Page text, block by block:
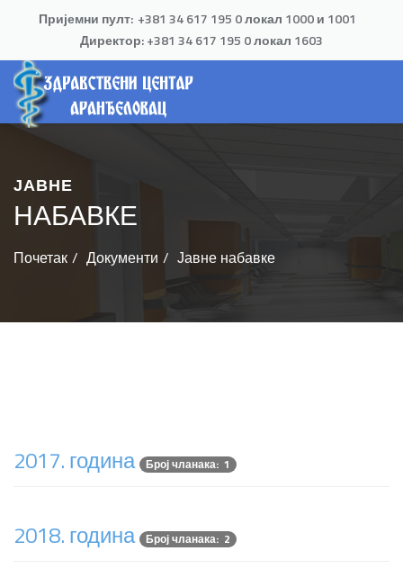
Пријемни пулт: +381 34 617 195 0 локал 1000 и 1001
Директор:+381 34 617 195 0локал 1603
ЈАВНЕ
НАБАВКЕ
Почетак Документи Јавне набавке
2017. година Број чланака: 1
2018. година Број чланака: 2